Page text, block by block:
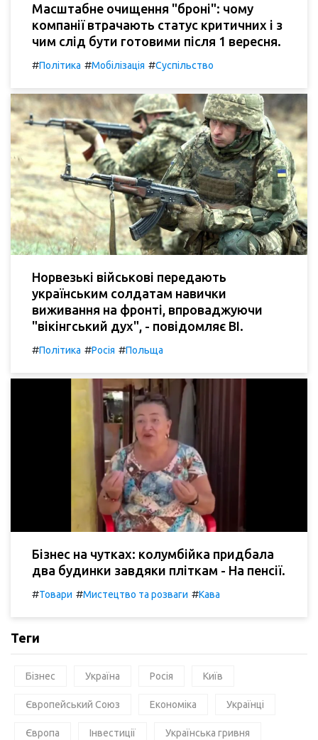
Масштабне очищення "броні": чому
компанії втрачають статус критичних і з
чим слід бути готовими після 1 вересня.
#Політика #Мобілізація #Суспільство
Норвезькі військові передають
українським солдатам навички
виживання на фронті, впроваджуючи
"вікінгський дух", - повідомляє BI.
#Політика #Росія #Польща
Бізнес на чутках: колумбійка придбала
два будинки завдяки пліткам - На пенсії.
#Товари #Мистецтво та розваги #Кава
Теги
Бізнес Україна Росія Київ
Європейський Союз Економіка Українці
Європа Інвестиції Українська гривня